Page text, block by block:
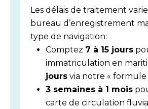
Les délais de traitement
bureau d’enregistrement
type de navigation:
Comptez 7 à 15 jours
immatriculation en
jours via notre « formule
3 semaines à 1 mois
carte de circulation